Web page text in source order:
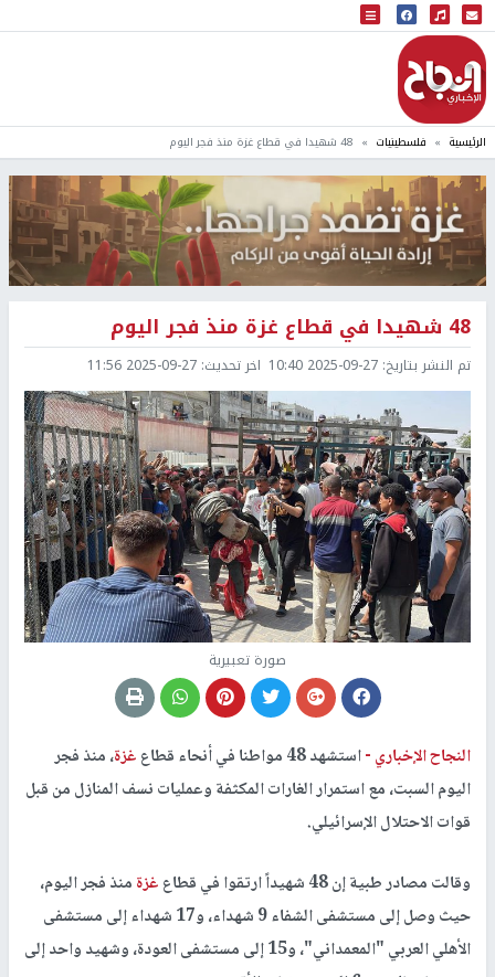
البث المباشر
إذاعة النجاح
الرئيسية فلسطينيات 48 شهيدا في قطاع غزة منذ فجر اليوم
48 شهيدا في قطاع غزة منذ فجر اليوم
تم النشر بتاريخ: 2025-09-27 10:40 اخر تحديث: 2025-09-27 11:56
صورة تعبيرية
النجاح الإخباري -استشهد 48 مواطنا في أنحاء قطاع غزة، منذ فجر
اليوم السبت، مع استمرار الغارات المكثفة وعمليات نسف المنازل من قبل
قوات الاحتلال الإسرائيلي.
وقالت مصادر طبية إن 48 شهيداً ارتقوا في قطاع غزةمنذ فجر اليوم،
حيث وصل إلى مستشفى الشفاء 9 شهداء، و17 شهداء إلى مستشفى
الأهلي العربي "المعمداني"، و15 إلى مستشفى العودة، وشهيد واحد إلى